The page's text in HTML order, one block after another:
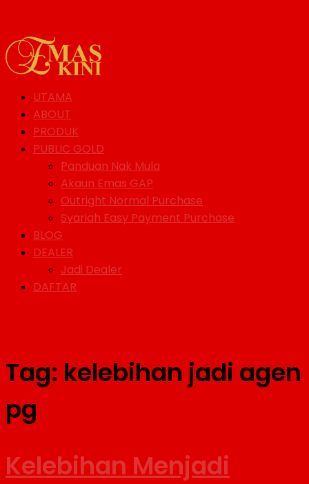
UTAMA
ABOUT
PRODUK
PUBLIC GOLD
Panduan Nak Mula
Akaun Emas GAP
Outright Normal Purchase
Syariah Easy Payment Purchase
BLOG
DEALER
Jadi Dealer
DAFTAR
Tag: kelebihan jadi agen
pg
Kelebihan Menjadi